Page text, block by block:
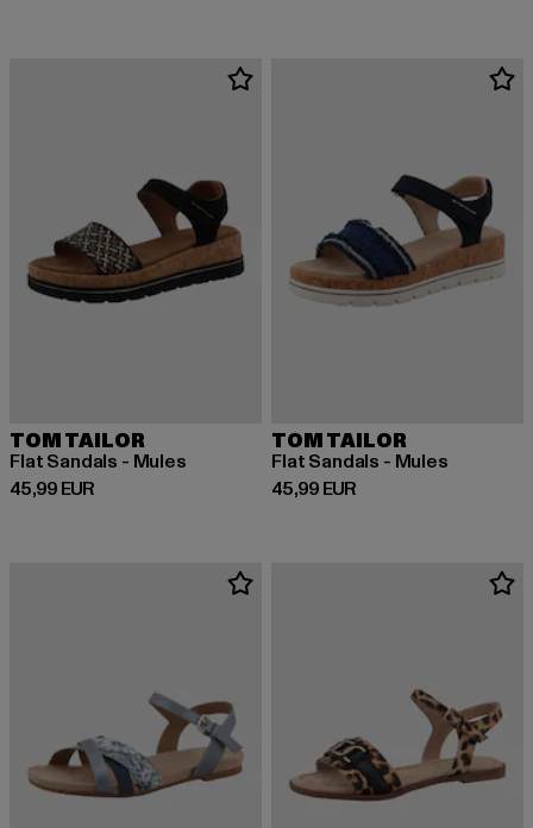
TOM TAILOR
Flat Sandals - Mules
45,99 EUR
Derzeitiger Preis: 45,99 EUR
TOM TAILOR
Flat Sandals - Mules
45,99 EUR
Derzeitiger Preis: 45,99 EUR